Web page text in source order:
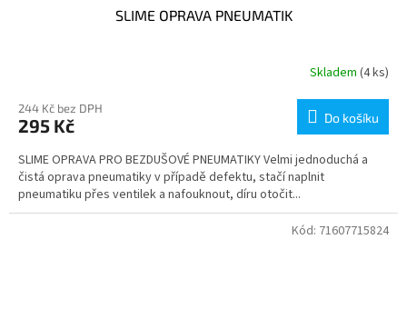
SLIME OPRAVA PNEUMATIK
Skladem (4 ks)
244 Kč bez DPH
295 Kč Do košíku
SLIME OPRAVA PRO BEZDUŠOVÉ PNEUMATIKY Velmi jednoduchá a
čistá oprava pneumatiky v případě defektu, stačí naplnit
pneumatiku přes ventilek a nafouknout, díru otočit...
Kód: 71607715824